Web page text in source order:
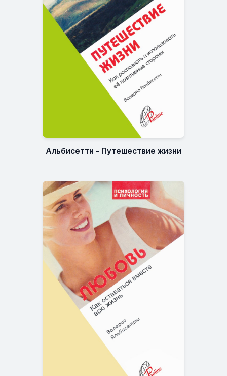
Альбисетти - Путешествие жизни